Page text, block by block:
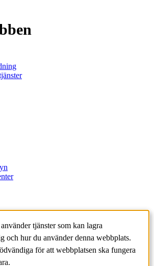
tjänster som kan lagra
och hur du använder denna webbplats.
för att webbplatsen ska fungera